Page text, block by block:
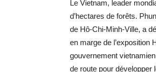
Le Vietnam, leader
d’hectares de forêts.
de Hô-Chi-Minh-Ville, a
en marge de l’exposition
gouvernement
de route pour développer